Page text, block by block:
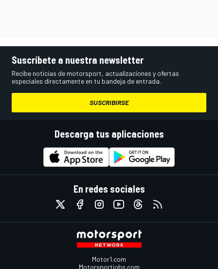
Suscríbete a nuestra newsletter
Recibe noticias de motorsport, actualizaciones y ofertas
especiales directamente en tu bandeja de entrada.
SUSCRIBIRSE
Descarga tus aplicaciones
En redes sociales
Motor1.com
Motorsportjobs.com